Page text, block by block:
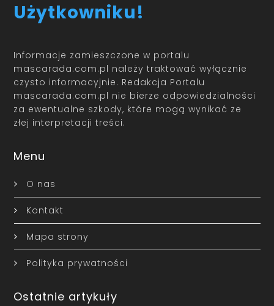
Użytkowniku!
Informacje zamieszczone w portalu
mascarada.com.pl należy traktować wyłącznie
czysto informacyjnie. Redakcja Portalu
mascarada.com.pl nie bierze odpowiedzialności
za ewentualne szkody, które mogą wynikać ze
złej interpretacji treści.
Menu
O nas
Kontakt
Mapa strony
Polityka prywatności
Ostatnie artykuły